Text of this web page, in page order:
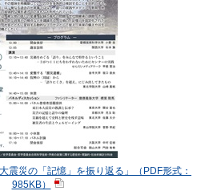
震災の「記憶」を振り返る」（PDF形式：
985KB）